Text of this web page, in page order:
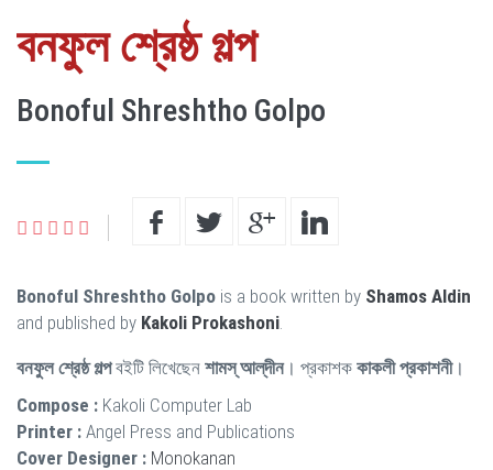
বনফুল শ্রেষ্ঠ গল্প
Bonoful Shreshtho Golpo
Bonoful Shreshtho Golpo is a book written by Shamos Aldin
and published by Kakoli Prokashoni
বনফুল শ্রেষ্ঠ গল্পবইটি লিখেছেন শামস্‌ আল্‌দীন। প্রকাশক কাকলী প্রকাশনী।
Compose : Kakoli Computer Lab
Printer : Angel Press and Publications
Cover Designer : Monokanan